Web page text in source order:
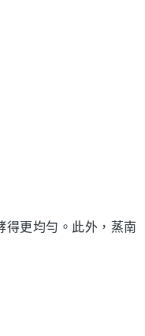
得更均勻。此外，蒸南